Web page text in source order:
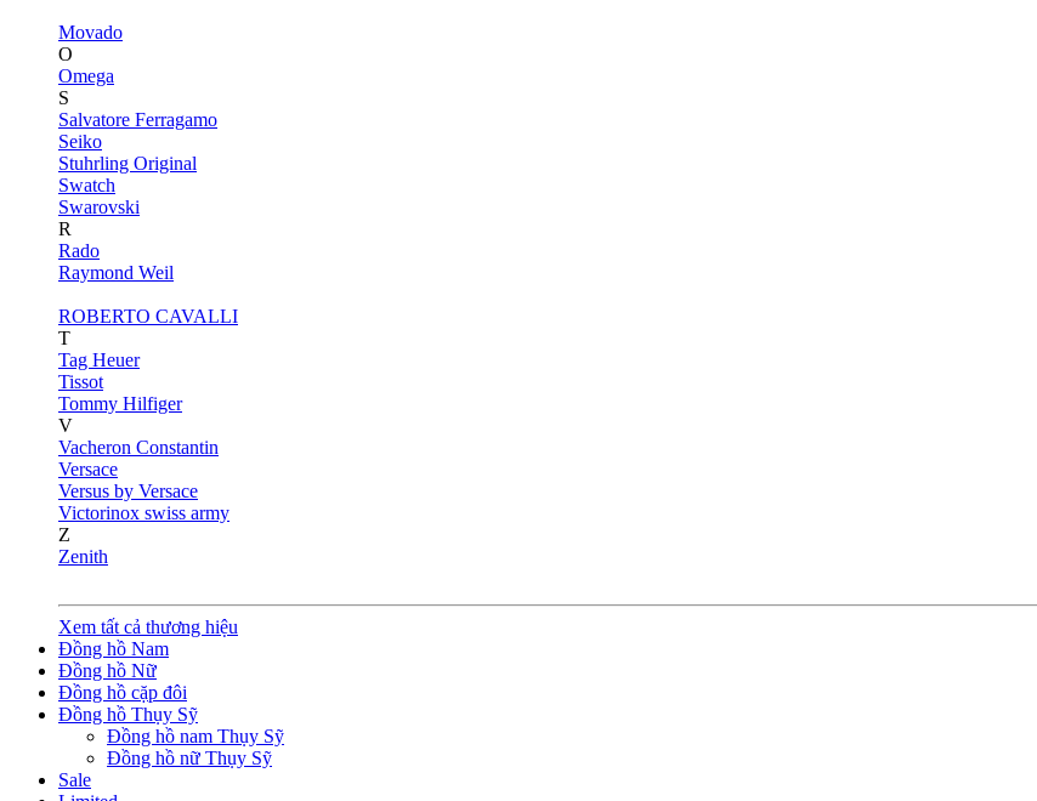
Movado
O
Omega
S
Salvatore Ferragamo
Seiko
Stuhrling Original
Swatch
Swarovski
R
Rado
Raymond Weil
ROBERTO CAVALLI
T
Tag Heuer
Tissot
Tommy Hilfiger
V
Vacheron Constantin
Versace
Versus by Versace
Victorinox swiss army
Z
Zenith
Xem tất cả thương hiệu
Đồng hồ Nam
Đồng hồ Nữ
Đồng hồ cặp đôi
Đồng hồ Thụy Sỹ
Đồng hồ nam Thụy Sỹ
Đồng hồ nữ Thụy Sỹ
Sale